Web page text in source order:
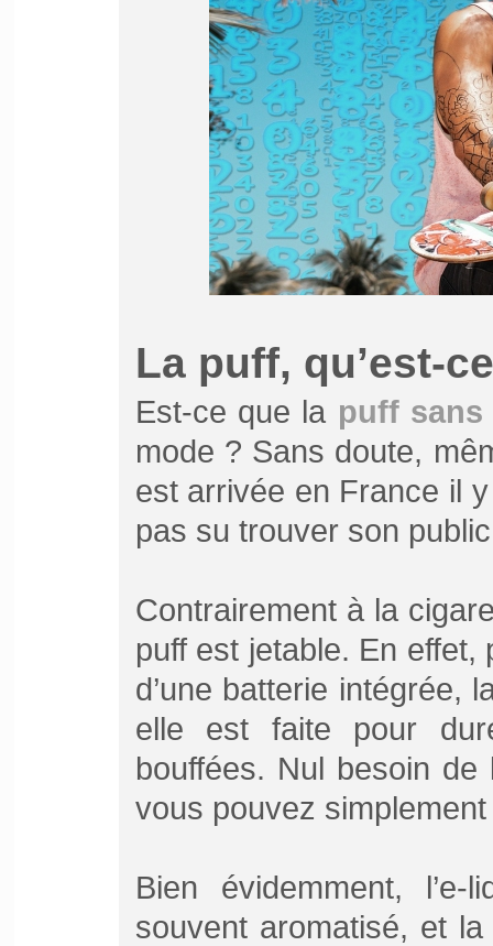
La puff, qu’est-
Est-ce que la puff
mode ? Sans doute,
est arrivée en France il y
pas su trouver son
Contrairement à la
puff est jetable. En
d’une batterie intégrée,
elle est faite pour
bouffées. Nul besoin de
vous pouvez
Bien évidemment,
souvent aromatisé, et